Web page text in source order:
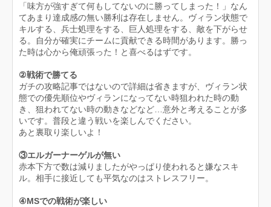
「味方が強すぎて何もしてないのに勝ってしまった！」なん
てあまり達成感の無い勝利は存在しません。ヴィラン状態で
キルする、兵士処理をする、巨人処理をする、敵を下がらせ
る。自分が確実にチームに貢献できる時間があります。勝っ
た時は心から俺頑張った！と喜べるはずです。
②戦術で勝てる
ガチの攻略記事ではないので詳細は省きますが、ヴィラン状
態での優先順位やヴィランになってない時狙われた時の動
き、狙われてない時の動きなどなど…意外と考えることが多
いです。普段と違う戦いを楽しんでください。
あと裏取り楽しいよ！
③エルガーナーゲルが無い
赤本下方で数は減りましたがやっぱり使われると嫌なスキ
ル。相手に接近しても平気なのはストレスフリー。
④MSでの戦術が楽しい